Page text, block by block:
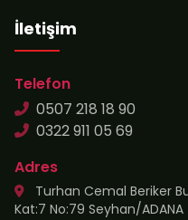
İletişim
Telefon
0507 218 18 90
0322 911 05 69
Adres
Turhan Cemal Beriker
Kat:7 No:79 Seyhan/ADANA